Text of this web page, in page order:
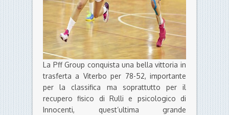
La Pff Group conquista una bella vittoria in
trasferta a Viterbo per 78-52, importante
per la classifica ma soprattutto per il
recupero fisico di Rulli e psicologico di
Innocenti, quest’ultima grande